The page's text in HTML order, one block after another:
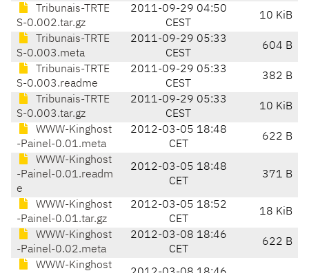
Tribunais-TRTE
S-0.002.tar.gz
2011-09-29 04:50
CEST
10 KiB
Tribunais-TRTE
S-0.003.meta
2011-09-29 05:33
CEST
604 B
Tribunais-TRTE
S-0.003.readme
2011-09-29 05:33
CEST
382 B
Tribunais-TRTE
S-0.003.tar.gz
2011-09-29 05:33
CEST
10 KiB
WWW-Kinghost
-Painel-0.01.meta
2012-03-05 18:48
CET
622 B
WWW-Kinghost
-Painel-0.01.readm
e
2012-03-05 18:48
CET
371 B
WWW-Kinghost
-Painel-0.01.tar.gz
2012-03-05 18:52
CET
18 KiB
WWW-Kinghost
-Painel-0.02.meta
2012-03-08 18:46
CET
622 B
WWW-Kinghost